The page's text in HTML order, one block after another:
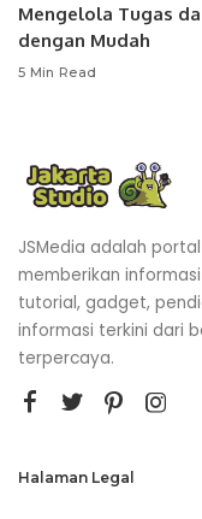
Mengelola Tugas
dengan Mudah
5 Min Read
JSMedia adalah
memberikan
tutorial, gadget,
informasi terkini dari
terpercaya.
Halaman Legal